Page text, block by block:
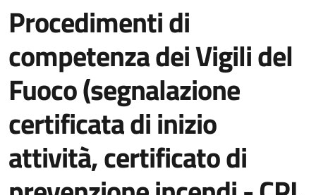
Procedimenti di
competenza dei Vigili del
Fuoco (segnalazione
certificata di inizio
attività, certificato di